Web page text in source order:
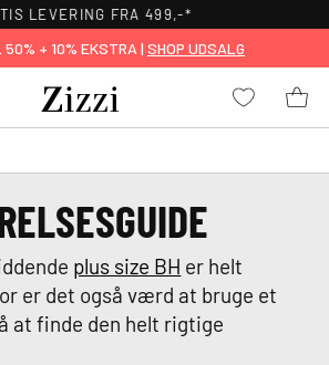
LEVERING FRA 499,-*
50% + 10% EKSTRA | SHOP UDSALG
plus size BH er helt
er det også værd at bruge et
at finde den helt rigtige